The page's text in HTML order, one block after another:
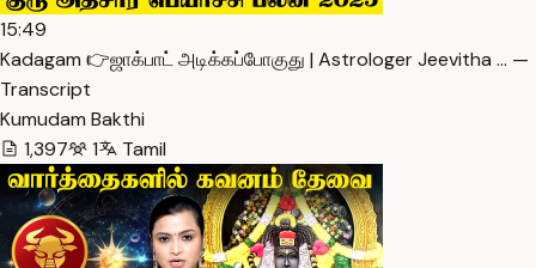
15:49
Kadagam 👉ஜாக்பாட் அடிக்கப்போகுது | Astrologer Jeevitha … —
Transcript
Kumudam Bakthi
1,397
1 Tamil